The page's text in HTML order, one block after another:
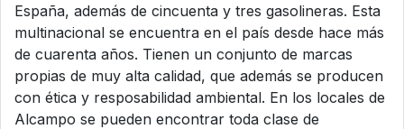
España, además de cincuenta y tres gasolineras. Esta
multinacional se encuentra en el país desde hace más
de cuarenta años. Tienen un conjunto de marcas
propias de muy alta calidad, que además se producen
con ética y resposabilidad ambiental. En los locales de
Alcampo se pueden encontrar toda clase de